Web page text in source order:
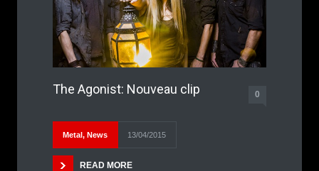
The Agonist: Nouveau clip 0
Metal, News 13/04/2015
READ MORE